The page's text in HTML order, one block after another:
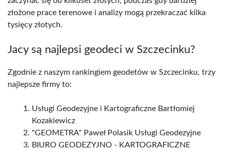
złożone prace terenowe i analizy mogą przekraczać kilka
tysięcy złotych.
Jacy są najlepsi geodeci w Szczecinku?
Zgodnie z naszym rankingiem geodetów w Szczecinku, trzy
najlepsze firmy to:
Usługi Geodezyjne i Kartograficzne Bartłomiej
Kozakiewicz
"GEOMETRA" Paweł Polasik Usługi Geodezyjne
BIURO GEODEZYJNO - KARTOGRAFICZNE